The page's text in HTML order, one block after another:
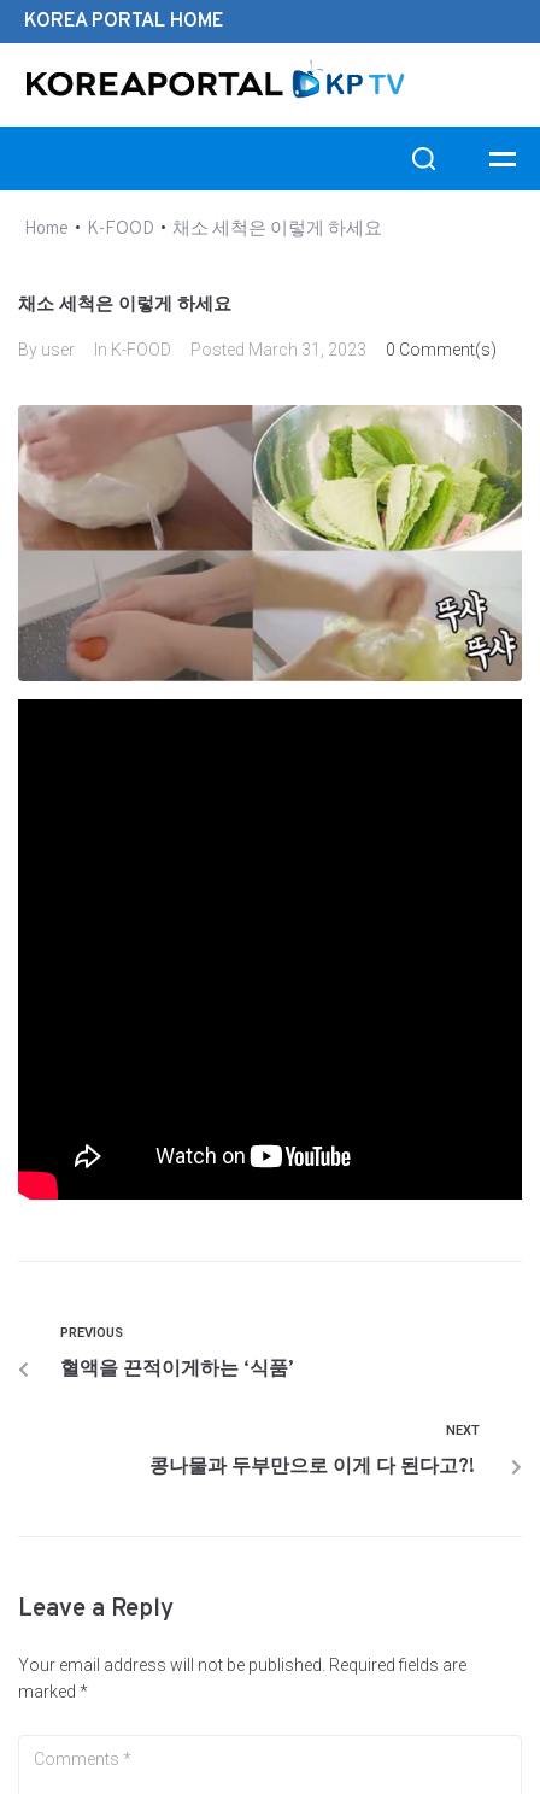
KOREA PORTAL HOME
Home • K-FOOD • 채소 세척은 이렇게 하세요
채소 세척은 이렇게 하세요
By user In K-FOOD Posted March 31, 2023 0 Comment(s)
PREVIOUS
혈액을 끈적이게하는 ‘식품’
NEXT
콩나물과 두부만으로 이게 다 된다고?!
Leave a Reply
Your email address will not be published. Required fields are
marked *